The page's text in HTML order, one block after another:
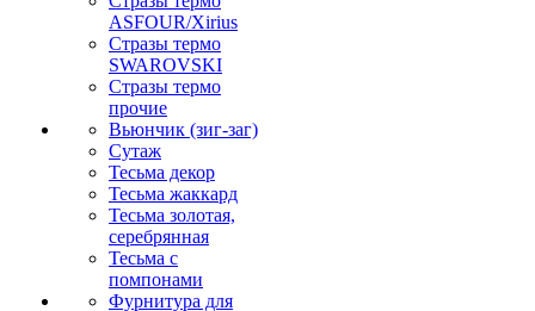
ASFOUR/Xirius
Стразы термо
SWAROVSKI
Стразы термо
прочие
Вьюнчик (зиг-заг)
Сутаж
Тесьма декор
Тесьма жаккард
Тесьма золотая,
серебрянная
Тесьма с
помпонами
Фурнитура для